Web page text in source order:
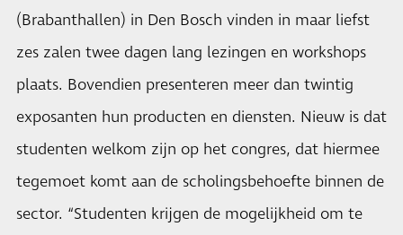
(Brabanthallen) in Den Bosch vinden in maar liefst
zes zalen twee dagen lang lezingen en workshops
plaats. Bovendien presenteren meer dan twintig
exposanten hun producten en diensten. Nieuw is dat
studenten welkom zijn op het congres, dat hiermee
tegemoet komt aan de scholingsbehoefte binnen de
sector. “Studenten krijgen de mogelijkheid om te